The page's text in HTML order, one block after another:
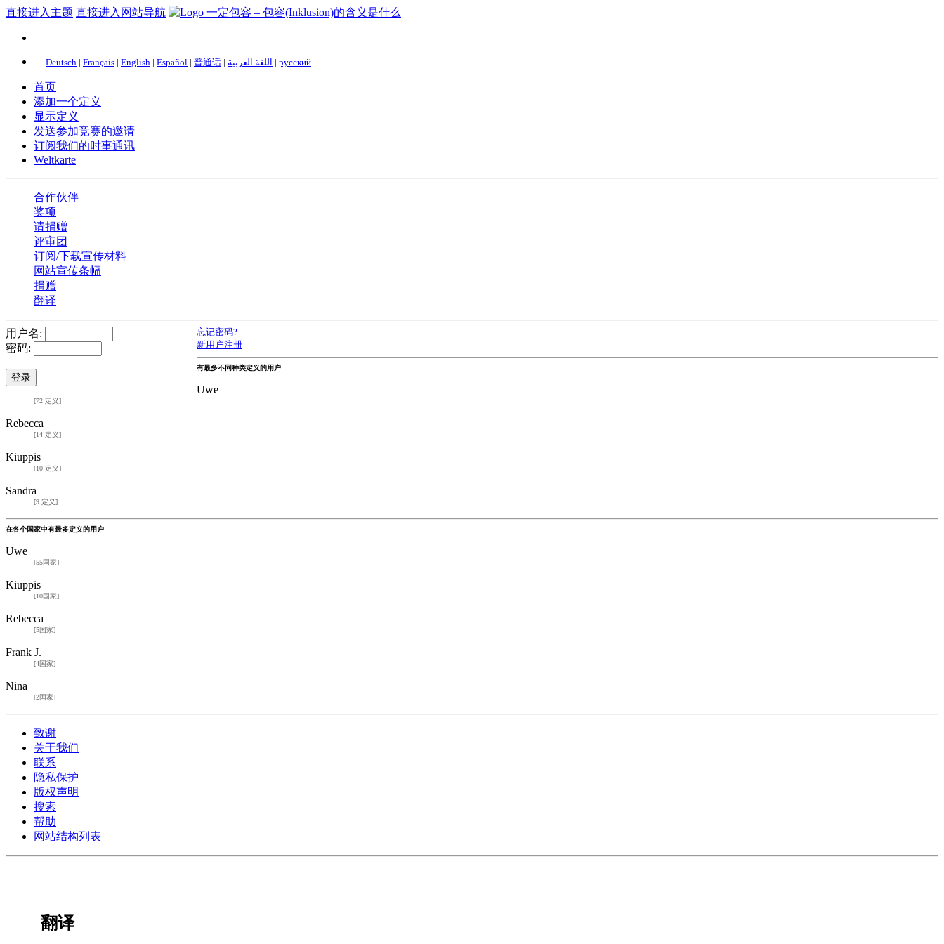
直接进入主题 直接进入网站导航
Deutsch | Français | English | Español | 普通话 | اللغة العربية | русский
首页
添加一个定义
显示定义
发送参加竞赛的邀请
订阅我们的时事通讯
Weltkarte
合作伙伴
奖项
请捐赠
评审团
订阅/下载宣传材料
网站宣传条幅
捐赠
翻译
用户名:
密码:
忘记密码?
新用户注册
有最多不同种类定义的用户
Uwe
[72 定义]
Rebecca
[14 定义]
Kiuppis
[10 定义]
Sandra
[9 定义]
在各个国家中有最多定义的用户
Uwe
[55国家]
Kiuppis
[10国家]
Rebecca
[5国家]
Frank J.
[4国家]
Nina
[2国家]
致谢
关于我们
联系
隐私保护
版权声明
搜索
帮助
网站结构列表
翻译